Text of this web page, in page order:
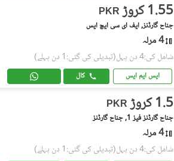
PKR 1.55 کروڑ
جناح گارڈنز, ایف ای سی ایچ ایس
4 مرلہ
شامل کی:4 دن پہل (تبدیلی کی گئی:1 دن پہلے)
ایس ایم ایس کال
PKR 1.5 کروڑ
جناح گارڈنز فیز 1, جناح گارڈنز
4 مرلہ
شامل کی:4 دن پہل (تبدیلی کی گئی:1 دن پہلے)